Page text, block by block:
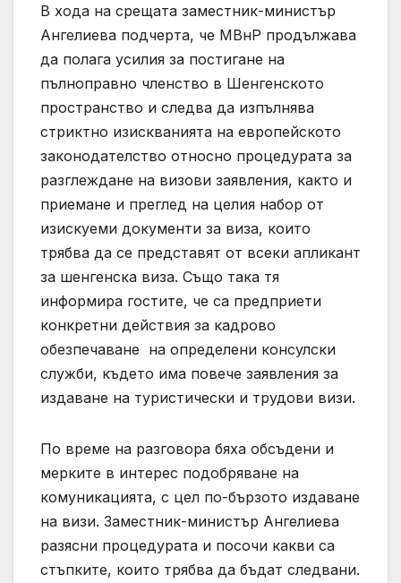
В хода на срещата заместник-министър
Ангелиева подчерта, че МВнР продължава
да полага усилия за постигане на
пълноправно членство в Шенгенското
пространство и следва да изпълнява
стриктно изискванията на европейското
законодателство относно процедурата за
разглеждане на визови заявления, както и
приемане и преглед на целия набор от
изискуеми документи за виза, които
трябва да се представят от всеки апликант
за шенгенска виза. Също така тя
информира гостите, че са предприети
конкретни действия за кадрово
обезпечаване на определени консулски
служби, където има повече заявления за
издаване на туристически и трудови визи.
По време на разговора бяха обсъдени и
мерките в интерес подобряване на
комуникацията, с цел по-бързото издаване
на визи. Заместник-министър Ангелиева
разясни процедурата и посочи какви са
стъпките, които трябва да бъдат следвани.